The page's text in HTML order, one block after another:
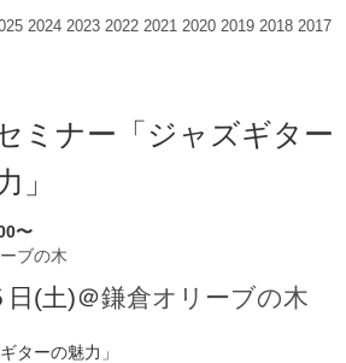
2024 2023 2022 2021 2020 2019 2018 2017
ミナー「ジャズギター
」
〜
ブの木
日(土)＠鎌倉オリーブの木
ターの魅力」